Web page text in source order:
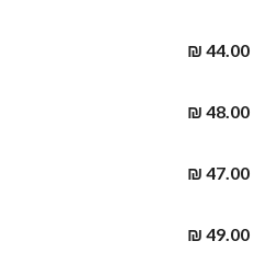
₪ 44.00
₪ 48.00
₪ 47.00
₪ 49.00